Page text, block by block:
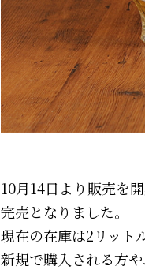
10月14日より販売を
完売となりました。
現在の在庫は2リット
新規で購入される方